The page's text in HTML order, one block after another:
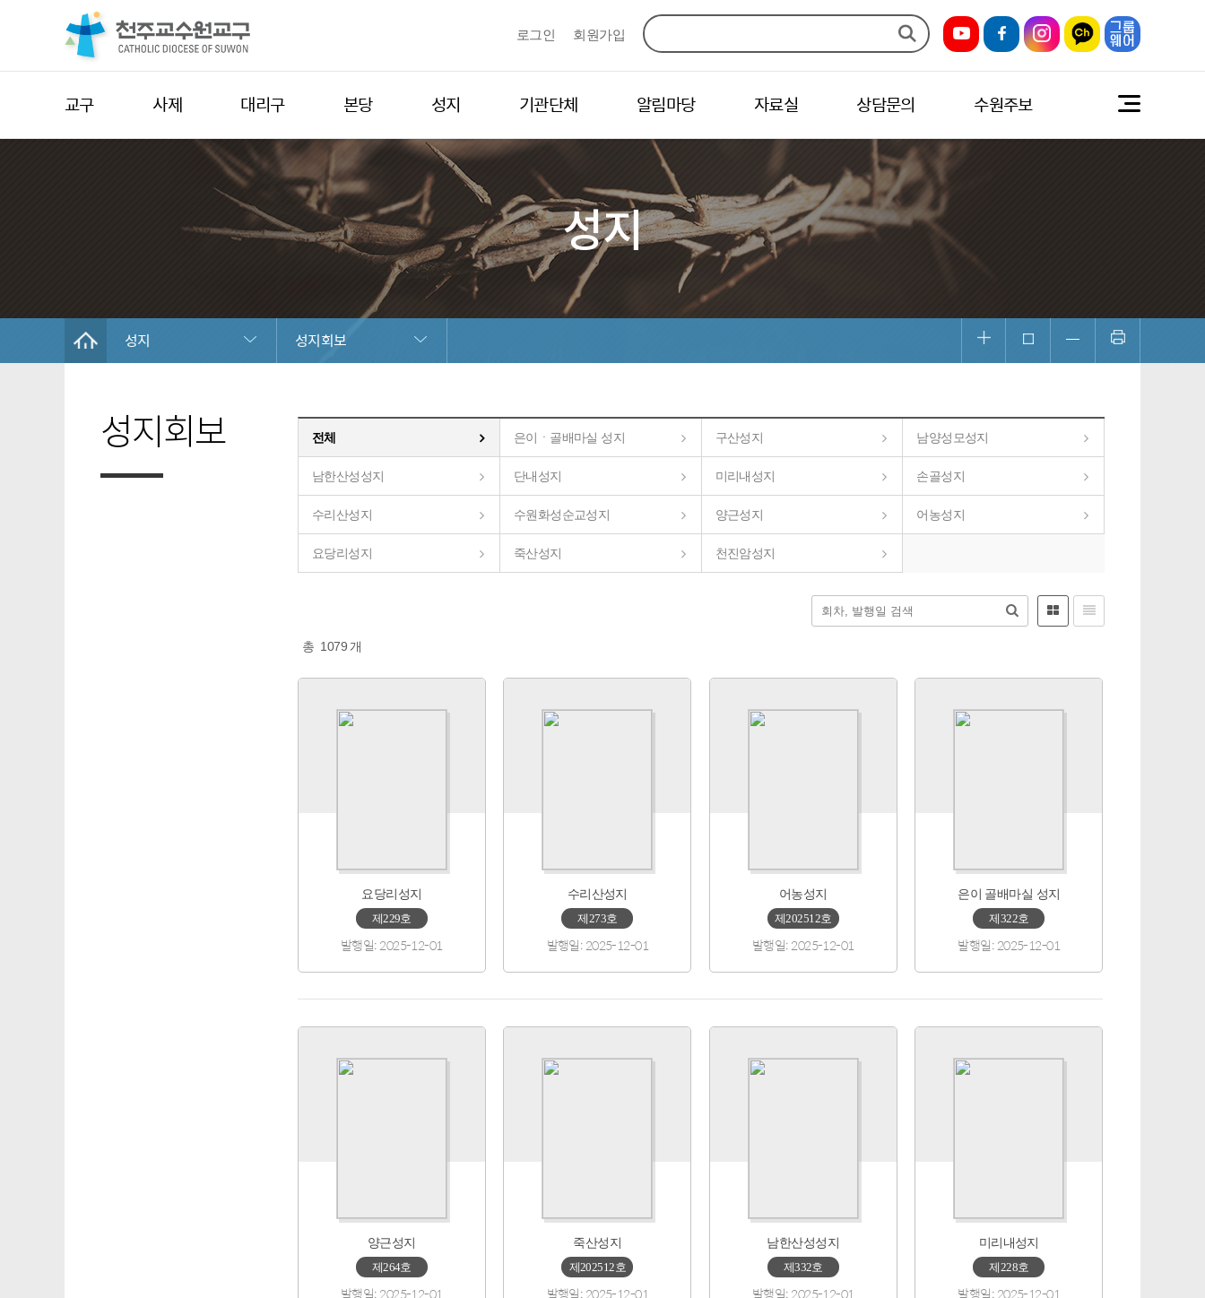
로그인 회원가입
교구 사제 대리구 본당 성지 기관단체 알림마당 자료실 상담문의 수원주보
성지
성지 성지회보
성지회보 전체 은이ㆍ골배마실 성지 구산성지 남양성모성지
남한산성성지 단내성지 미리내성지 손골성지
수리산성지 수원화성순교성지 양근성지 어농성지
요당리성지 죽산성지 천진암성지
총 1079 개
요당리성지
제229호
발행일: 2025-12-01
수리산성지
제273호
발행일: 2025-12-01
어농성지
제202512호
발행일: 2025-12-01
은이 골배마실 성지
제322호
발행일: 2025-12-01
양근성지
제264호
발행일: 2025-12-01
죽산성지
제202512호
발행일: 2025-12-01
남한산성성지
제332호
발행일: 2025-12-01
미리내성지
제228호
발행일: 2025-12-01